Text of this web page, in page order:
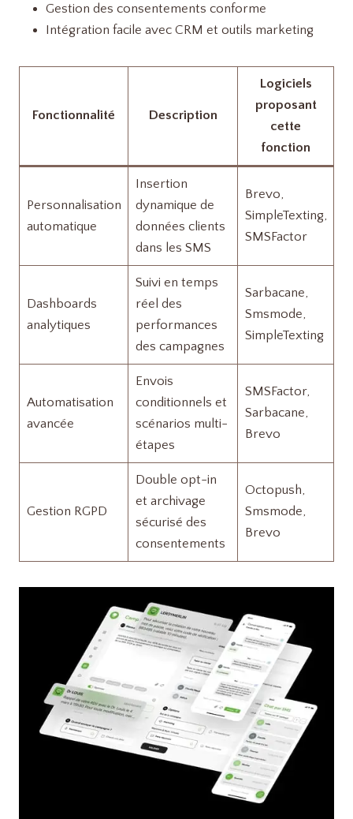
Gestion des consentements conforme
Intégration facile avec CRM et outils marketing
Fonctionnalité Description
Logiciels
proposant
cette
fonction
Personnalisation
automatique
Insertion
dynamique de
données clients
dans les SMS
Brevo,
SimpleTexting,
SMSFactor
Dashboards
analytiques
Suivi en temps
réel des
performances
des campagnes
Sarbacane,
Smsmode,
SimpleTexting
Automatisation
avancée
Envois
conditionnels et
scénarios multi-
étapes
SMSFactor,
Sarbacane,
Brevo
Gestion RGPD
Double opt-in
et archivage
sécurisé des
consentements
Octopush,
Smsmode,
Brevo